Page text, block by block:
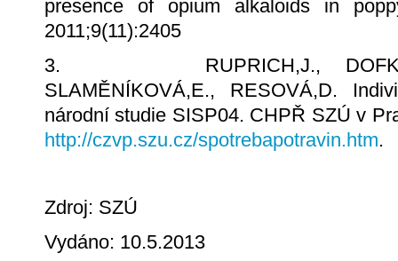
presence of opium alkaloids in
2011;9(11):2405
3. RUPRICH,J.,
SLAMĚNÍKOVÁ,E., RESOVÁ,D.
národní studie SISP04. CHPŘ SZÚ v
http://czvp.szu.cz/spotrebapotravin.htm.
Zdroj: SZÚ
Vydáno: 10.5.2013